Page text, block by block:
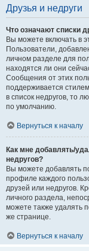
Друзья и недруги
Что означают списки
Вы можете включать в
Пользователи,
личном разделе для
находятся ли они
Сообщения от этих
поддерживается
в список недругов, то
по умолчанию.
Вернуться к началу
Как мне добавлять/
недругов?
Вы можете добавлять
профиле каждого
друзей или недругов.
личного раздела,
можете также удалять
же странице.
Вернуться к началу